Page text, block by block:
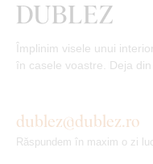
Împlinim visele unui
în casele voastre. Deja
dublez@dublez.ro
Răspundem în maxim o zi